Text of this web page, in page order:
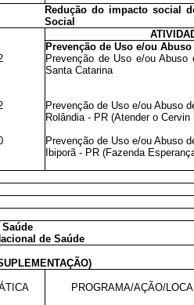
Redução do impacto social
Social
Prevenção de Uso e/ou
Prevenção de Uso e/ou
Santa Catarina
Prevenção de Uso e/ou Abuso
Rolândia - PR (Atender o
Prevenção de Uso e/ou Abuso
Ibiporã - PR (Fazenda
de Saúde
PROGRAMA/AÇÃO/